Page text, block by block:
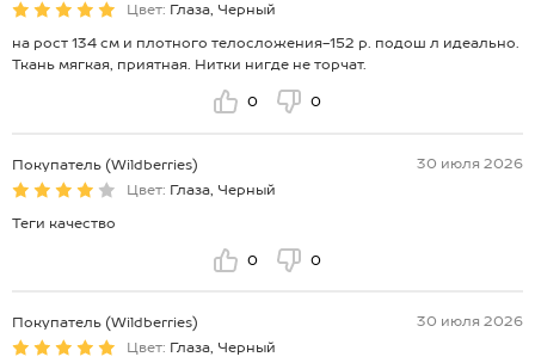
Цвет: Глаза, Черный
на рост 134 см и плотного телосложения-152 р. подош л идеально.
Ткань мягкая, приятная. Нитки нигде не торчат.
0 0
Покупатель (Wildberries)
30 июля 2026
Цвет: Глаза, Черный
Теги качество
0 0
Покупатель (Wildberries)
30 июля 2026
Цвет: Глаза, Черный